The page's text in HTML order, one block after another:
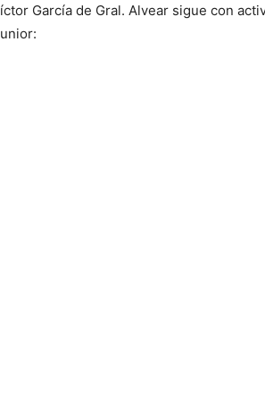
García de Gral. Alvear sigue con